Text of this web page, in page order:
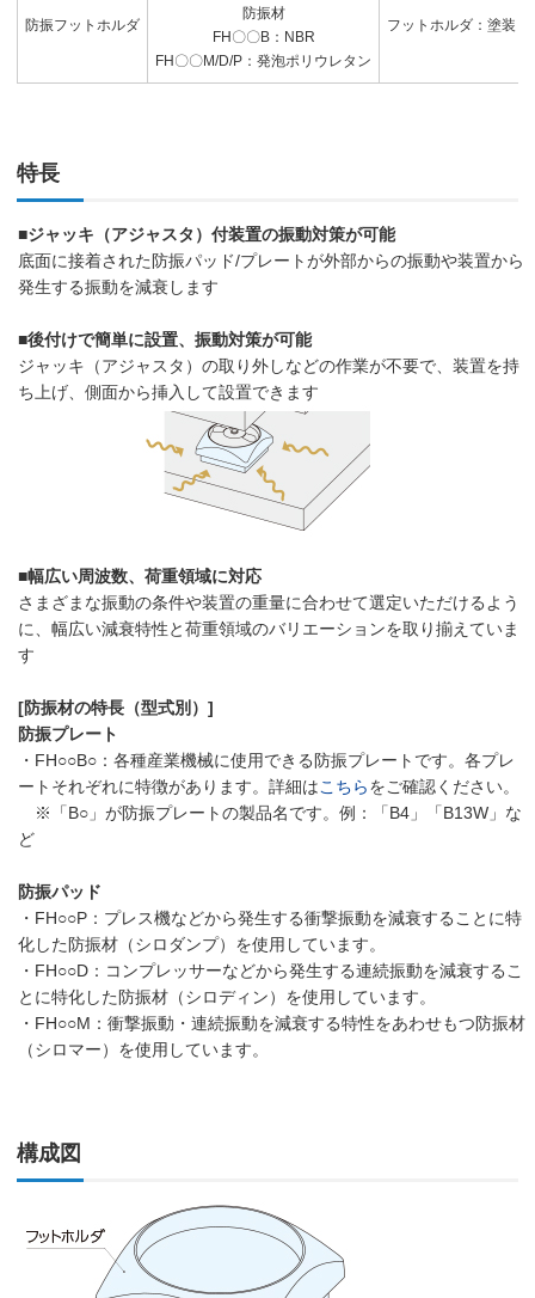
防振フットホルダ
防振材
FH〇〇B：NBR
FH〇〇M/D/P：発泡ポリウレタン
フットホルダ：塗装
特長
■ジャッキ（アジャスタ）付装置の振動対策が可能
底面に接着された防振パッド/プレートが外部からの振動や装置から
発生する振動を減衰します
■後付けで簡単に設置、振動対策が可能
ジャッキ（アジャスタ）の取り外しなどの作業が不要で、装置を持
ち上げ、側面から挿入して設置できます
■幅広い周波数、荷重領域に対応
さまざまな振動の条件や装置の重量に合わせて選定いただけるよう
に、幅広い減衰特性と荷重領域のバリエーションを取り揃えていま
す
[防振材の特長（型式別）]
防振プレート
・FH○○B○：各種産業機械に使用できる防振プレートです。各プレ
ートそれぞれに特徴があります。詳細はこちらをご確認ください。
※「B○」が防振プレートの製品名です。例：「B4」「B13W」な
ど
防振パッド
・FH○○P：プレス機などから発生する衝撃振動を減衰することに特
化した防振材（シロダンプ）を使用しています。
・FH○○D：コンプレッサーなどから発生する連続振動を減衰するこ
とに特化した防振材（シロディン）を使用しています。
・FH○○M：衝撃振動・連続振動を減衰する特性をあわせもつ防振材
（シロマー）を使用しています。
構成図